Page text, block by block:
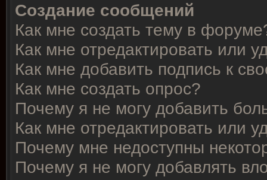
Создание сообщений
Как мне создать тему в
Как мне отредактировать или
Как мне добавить подпись к
Как мне создать опрос?
Почему я не могу добавить
Как мне отредактировать или
Почему мне недоступны
Почему я не могу добавлять